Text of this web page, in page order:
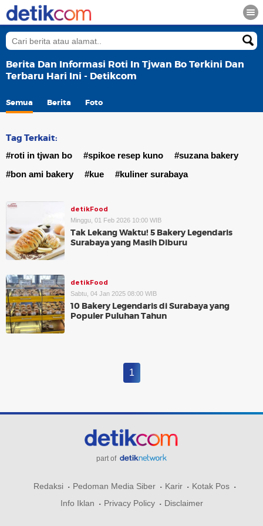
Berita Dan Informasi Roti In Tjwan Bo Terkini Dan
Terbaru Hari Ini - Detikcom
Semua Berita Foto
Tag Terkait:
#roti in tjwan bo #spikoe resep kuno
#suzana bakery
#bon ami bakery
#kue #kuliner surabaya
detikFood
Minggu, 01 Feb 2026 10:00 WIB
Tak Lekang Waktu! 5 Bakery Legendaris
Surabaya yang Masih Diburu
detikFood
Sabtu, 04 Jan 2025 08:00 WIB
10 Bakery Legendaris di Surabaya yang
Populer Puluhan Tahun
1
part of
Redaksi Pedoman Media Siber Karir
Kotak Pos
Info Iklan
Privacy Policy Disclaimer